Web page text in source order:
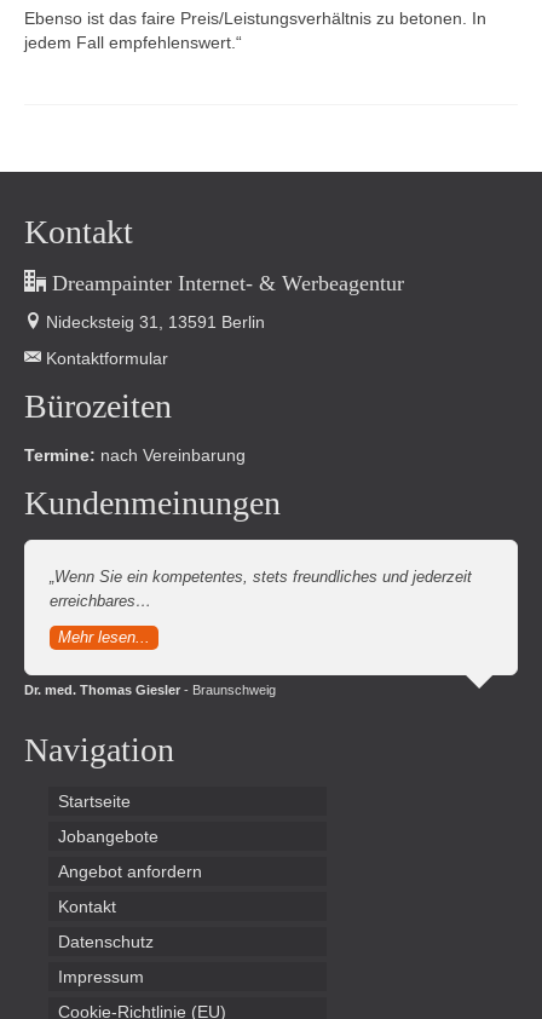
Ebenso ist das faire Preis/Leistungsverhältnis zu betonen. In
jedem Fall empfehlenswert.“
Kontakt
Dreampainter Internet- & Werbeagentur
Nidecksteig 31, 13591 Berlin
Kontaktformular
Bürozeiten
Termine: nach Vereinbarung
Kundenmeinungen
„Wenn Sie ein kompetentes, stets freundliches und jederzeit
erreichbares…
Mehr lesen...
Dr. med. Thomas Giesler - Braunschweig
Navigation
Startseite
Jobangebote
Angebot anfordern
Kontakt
Datenschutz
Impressum
Cookie-Richtlinie (EU)